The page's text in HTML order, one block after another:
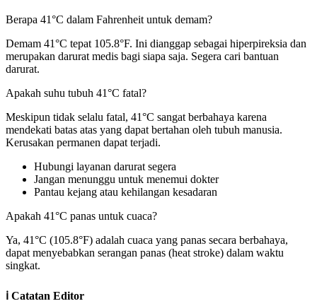
Berapa 41°C dalam Fahrenheit untuk demam?
Demam 41°C tepat 105.8°F. Ini dianggap sebagai hiperpireksia dan
merupakan darurat medis bagi siapa saja. Segera cari bantuan
darurat.
Apakah suhu tubuh 41°C fatal?
Meskipun tidak selalu fatal, 41°C sangat berbahaya karena
mendekati batas atas yang dapat bertahan oleh tubuh manusia.
Kerusakan permanen dapat terjadi.
Hubungi layanan darurat segera
Jangan menunggu untuk menemui dokter
Pantau kejang atau kehilangan kesadaran
Apakah 41°C panas untuk cuaca?
Ya, 41°C (105.8°F) adalah cuaca yang panas secara berbahaya,
dapat menyebabkan serangan panas (heat stroke) dalam waktu
singkat.
ℹ️ Catatan Editor